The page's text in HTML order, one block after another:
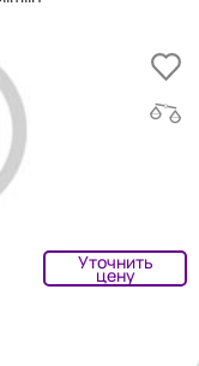
Уточнить
цену